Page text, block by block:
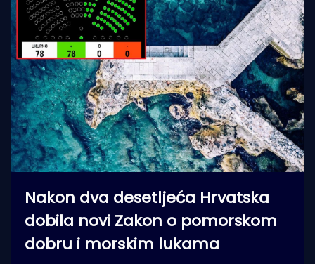
Nakon dva desetljeća Hrvatska
dobila novi Zakon o pomorskom
dobru i morskim lukama